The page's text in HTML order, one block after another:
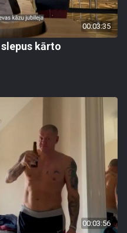
00:03:35
kārto
00:03:56